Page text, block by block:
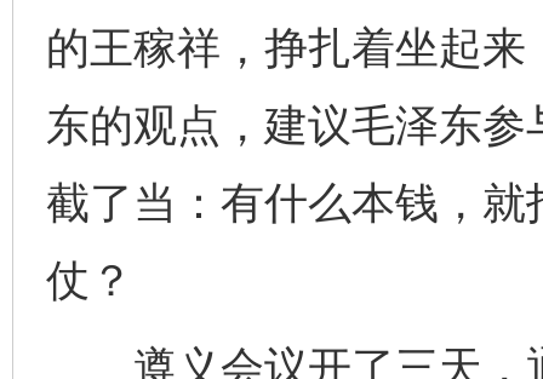
的王稼祥，挣扎着坐起
东的观点，建议毛泽东
截了当：有什么本钱，
仗？
遵义会议开了三天，